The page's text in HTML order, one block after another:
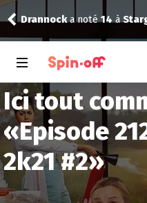
Drannocka noté14à
Ici tout
«Episode
2k21 #2»